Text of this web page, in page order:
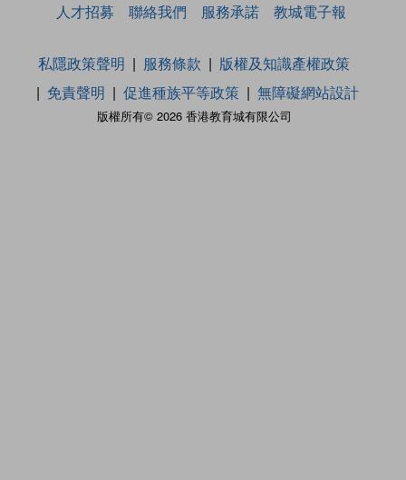
人才招募
聯絡我們 服務承諾 教城電子報
版權所有© 2026 香港教育城有限公司
私隱政策聲明 服務條款
版權及知識產權政策
免責聲明
促進種族平等政策 無障礙網站設計